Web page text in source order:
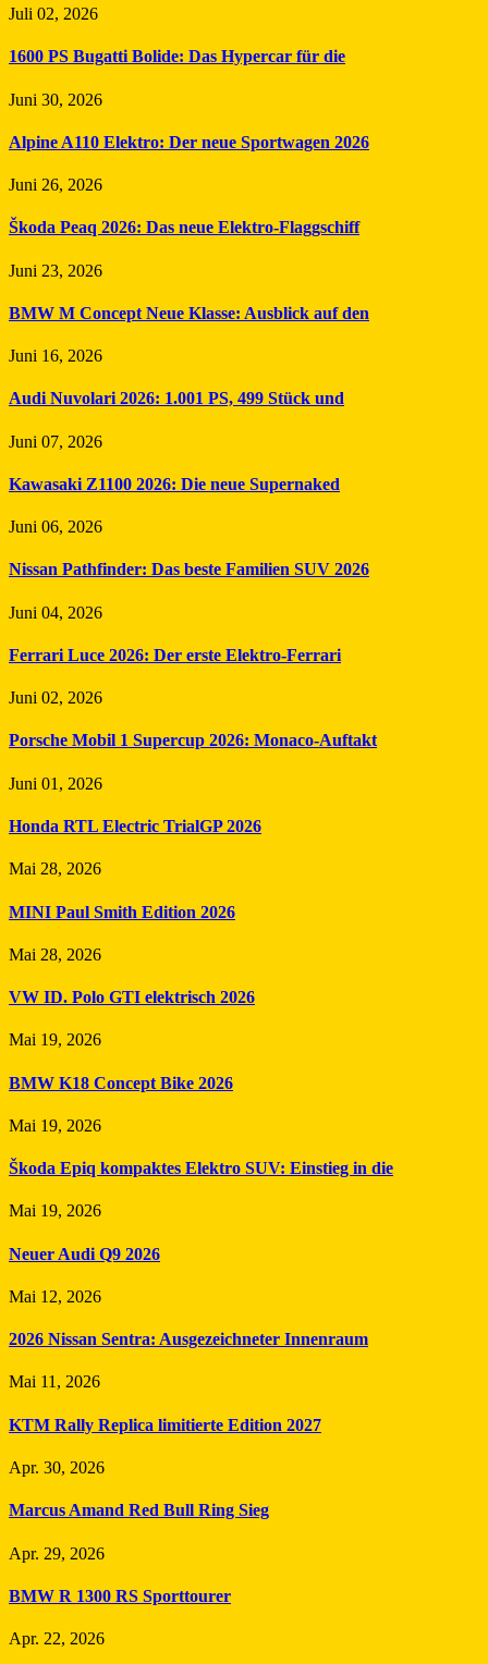
Juli 02, 2026
1600 PS Bugatti Bolide: Das Hypercar für die
Juni 30, 2026
Alpine A110 Elektro: Der neue Sportwagen 2026
Juni 26, 2026
Škoda Peaq 2026: Das neue Elektro-Flaggschiff
Juni 23, 2026
BMW M Concept Neue Klasse: Ausblick auf den
Juni 16, 2026
Audi Nuvolari 2026: 1.001 PS, 499 Stück und
Juni 07, 2026
Kawasaki Z1100 2026: Die neue Supernaked
Juni 06, 2026
Nissan Pathfinder: Das beste Familien SUV 2026
Juni 04, 2026
Ferrari Luce 2026: Der erste Elektro-Ferrari
Juni 02, 2026
Porsche Mobil 1 Supercup 2026: Monaco-Auftakt
Juni 01, 2026
Honda RTL Electric TrialGP 2026
Mai 28, 2026
MINI Paul Smith Edition 2026
Mai 28, 2026
VW ID. Polo GTI elektrisch 2026
Mai 19, 2026
BMW K18 Concept Bike 2026
Mai 19, 2026
Škoda Epiq kompaktes Elektro SUV: Einstieg in die
Mai 19, 2026
Neuer Audi Q9 2026
Mai 12, 2026
2026 Nissan Sentra: Ausgezeichneter Innenraum
Mai 11, 2026
KTM Rally Replica limitierte Edition 2027
Apr. 30, 2026
Marcus Amand Red Bull Ring Sieg
Apr. 29, 2026
BMW R 1300 RS Sporttourer
Apr. 22, 2026